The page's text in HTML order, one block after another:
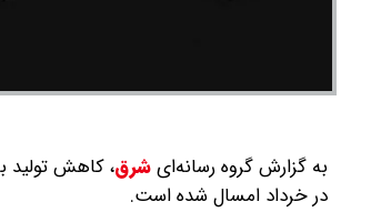
به گزارش گروه رسانه‌ایشرق،کاهش تولید
در خرداد امسال شده است.